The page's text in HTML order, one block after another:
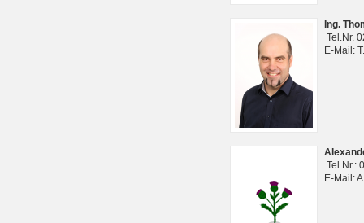
Ing.
Tel.Nr.
E-Mail:
Tel.Nr.:
E-Mail: